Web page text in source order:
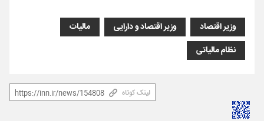
وزیر اقتصاد وزیر اقتصاد و دارایی
مالیات
نظام مالیاتی
لینک کوتاه